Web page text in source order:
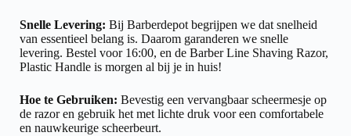
Snelle Levering: Bij Barberdepot begrijpen we dat snelheid
van essentieel belang is. Daarom garanderen we snelle
levering. Bestel voor 16:00, en de Barber Line Shaving Razor,
Plastic Handle is morgen al bij je in huis!
Hoe te Gebruiken: Bevestig een vervangbaar scheermesje op
de razor en gebruik het met lichte druk voor een comfortabele
en nauwkeurige scheerbeurt.